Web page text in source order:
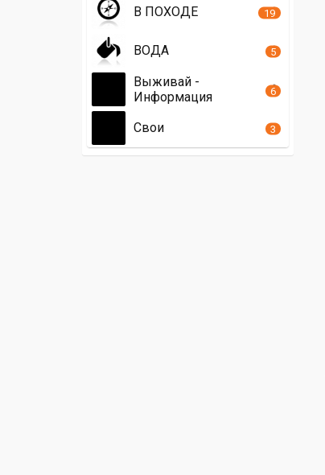
В ПОХОДЕ 19
ВОДА 5
Выживай -
Информация
6
Свои 3